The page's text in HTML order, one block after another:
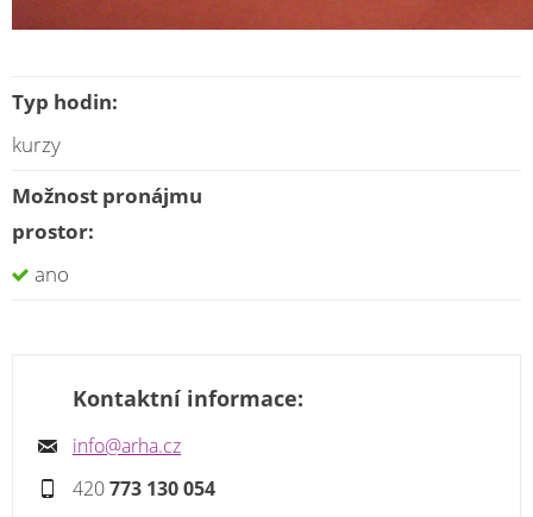
Typ hodin:
kurzy
Možnost pronájmu
prostor:
ano
Kontaktní informace:
info@arha.cz
420773 130 054